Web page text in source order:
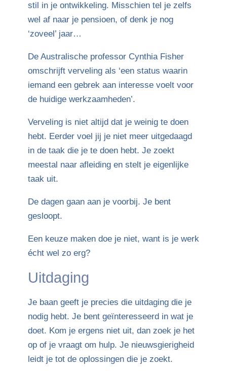
stil in je ontwikkeling. Misschien tel je zelfs
wel af naar je pensioen, of denk je nog
‘zoveel’ jaar…
De Australische professor Cynthia Fisher
omschrijft verveling als ‘een status waarin
iemand een gebrek aan interesse voelt voor
de huidige werkzaamheden’.
Verveling is niet altijd dat je weinig te doen
hebt. Eerder voel jij je niet meer uitgedaagd
in de taak die je te doen hebt. Je zoekt
meestal naar afleiding en stelt je eigenlijke
taak uit.
De dagen gaan aan je voorbij. Je bent
gesloopt.
Een keuze maken doe je niet, want is je werk
écht wel zo erg?
Uitdaging
Je baan geeft je precies die uitdaging die je
nodig hebt. Je bent geïnteresseerd in wat je
doet. Kom je ergens niet uit, dan zoek je het
op of je vraagt om hulp. Je nieuwsgierigheid
leidt je tot de oplossingen die je zoekt.